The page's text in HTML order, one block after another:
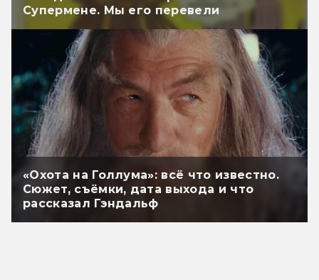
Супермене. Мы его перевели
«Охота на Голлума»: всё что известно.
Сюжет, съёмки, дата выхода и что
рассказал Гэндальф